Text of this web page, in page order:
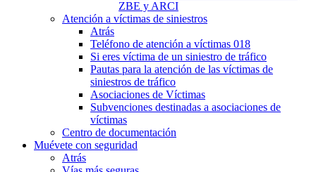
ZBE y ARCI
Atención a víctimas de siniestros
Atrás
Teléfono de atención a víctimas 018
Si eres víctima de un siniestro de tráfico
Pautas para la atención de las víctimas de
siniestros de tráfico
Asociaciones de Víctimas
Subvenciones destinadas a asociaciones de
víctimas
Centro de documentación
Muévete con seguridad
Atrás